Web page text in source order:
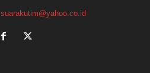
suarakutim@yahoo.co.id